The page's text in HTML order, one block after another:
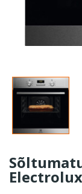
Electrolux